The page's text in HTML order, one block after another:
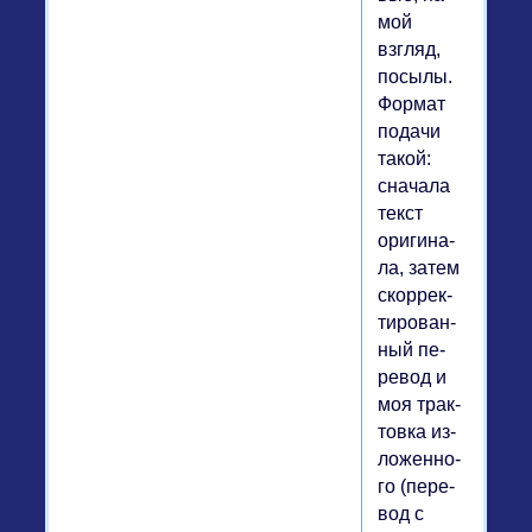
мой
взгляд,
посылы.
Формат
подачи
такой:
сна­ча­ла
текст
ори­ги­на­
ла, затем
скор­рек­
ти­ро­ван­
ный пе­
ре­вод и
моя трак­
тов­ка из­
ло­жен­но­
го (пе­ре­
вод с